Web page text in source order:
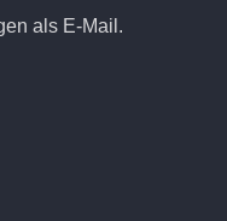
als E-Mail.